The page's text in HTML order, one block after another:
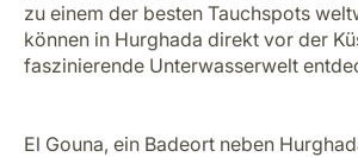
zu einem der besten Tauchspots
können in Hurghada direkt vor der
faszinierende Unterwasserwelt
El Gouna, ein Badeort neben